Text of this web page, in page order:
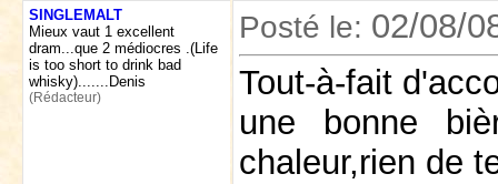
SINGLEMALT
Mieux vaut 1 excellent
dram...que 2 médiocres .(Life
is too short to drink bad
whisky).......Denis
(Rédacteur)
Posté le: 02/08/
Tout-à-fait
une bonne
chaleur,rien de